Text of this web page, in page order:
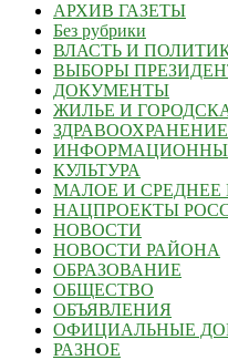
АРХИВ ГАЗЕТЫ
Без рубрики
ВЛАСТЬ И
ВЫБОРЫ
ДОКУМЕНТЫ
ЖИЛЬЕ И
ЗДРАВООХРАНЕНИЕ
КУЛЬТУРА
МАЛОЕ И СРЕДНЕЕ
НАЦПРОЕКТЫ
НОВОСТИ
НОВОСТИ РАЙОНА
ОБРАЗОВАНИЕ
ОБЩЕСТВО
ОБЪЯВЛЕНИЯ
ОФИЦИАЛЬНЫЕ
РАЗНОЕ